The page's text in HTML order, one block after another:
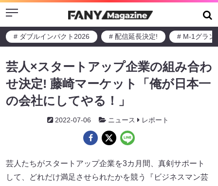
Menu
# ダブルインパクト2026 # 配信延長決定! # M-1グラン
芸人×スタートアップ企業の組み合わ
せ決定! 藤崎マーケット「俺が日本一
の会社にしてやる！」
2022-07-06 ニュース レポート
芸人たちがスタートアップ企業を3カ月間、真剣サポート
して、どれだけ満足させられたかを競う『ビジネスマン芸